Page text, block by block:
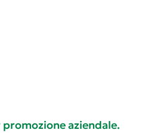
aziendale.